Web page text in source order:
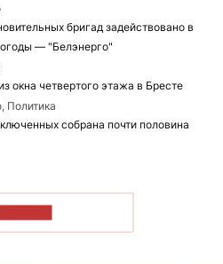
бригад задействовано в
— "Белэнерго"
окна четвертого этажа в Бресте
Политика
собрана почти половина